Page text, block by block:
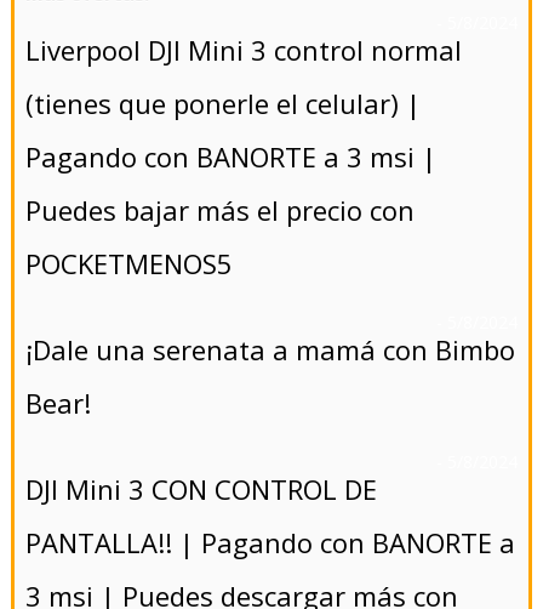
Liverpool DJI Mini 3 control normal
(tienes que ponerle el celular) |
Pagando con BANORTE a 3 msi |
Puedes bajar más el precio con
POCKETMENOS5
¡Dale una serenata a mamá con Bimbo
Bear!
DJI Mini 3 CON CONTROL DE
PANTALLA!! | Pagando con BANORTE a
3 msi | Puedes descargar más con